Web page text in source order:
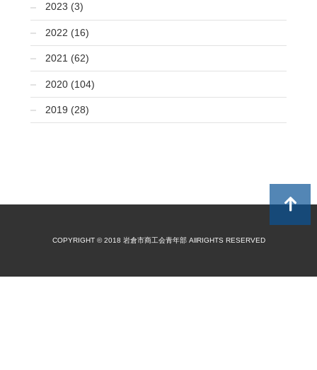
2023 (3)
2022 (16)
2021 (62)
2020 (104)
2019 (28)
COPYRIGHT © 2018 岩倉市商工会青年部 AllRIGHTS RESERVED